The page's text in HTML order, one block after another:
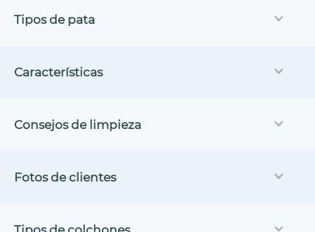
Tipos de pata
Características
Consejos de limpieza
Fotos de clientes